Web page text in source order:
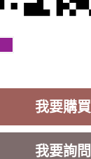
我要購買
我要詢問